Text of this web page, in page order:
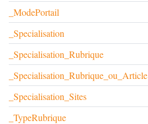
_ModePortail
_Specialisation
_Specialisation_Rubrique
_Specialisation_Rubrique_ou_Article
_Specialisation_Sites
_TypeRubrique